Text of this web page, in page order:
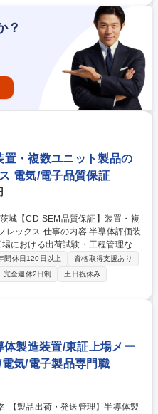
ィック充填機等包装機械 募集職
リーダー職】幹部候補ポジション/
？
・複数ユニット製品の
電気/電子品質保証
半導体評価装
における出荷試験・工程管理など
体の取りまとめを担っていただき
荷検査工程の進捗管理■生産品か
ードタイムなど）のとりまとめ/
更新■その他：業務全体の取りま
歓迎/在宅/フレックス
間休日120日以上
資格取得支援あり
完全週休2日制
土日祝休み
体製造装置/東証上場メー
気/電子製品専門職